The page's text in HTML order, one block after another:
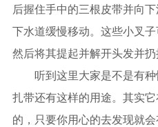
后握住手中的三根皮带并向
下水道缓慢移动。这些小叉
然后将其提起并解开头发并扔
听到这里大家是不是有
扎带还有这样的用途。其实
的，只要你用心的去发现就